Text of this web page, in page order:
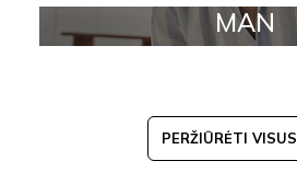
MAN
PERŽIŪRĖTI VISUS